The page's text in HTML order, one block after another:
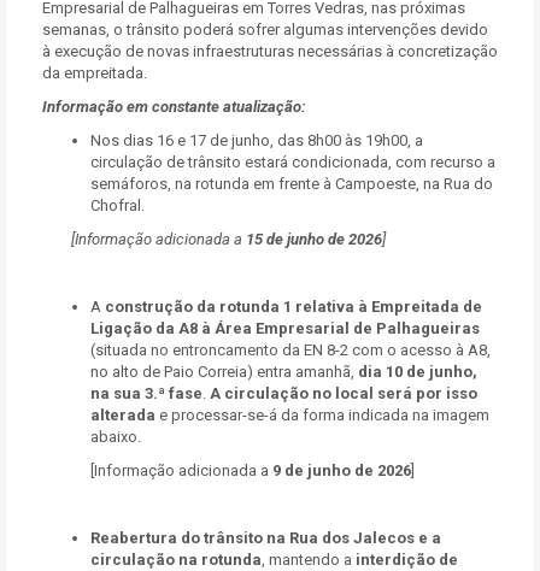
Empresarial de Palhagueiras em Torres Vedras, nas próximas
semanas, o trânsito poderá sofrer algumas intervenções devido
à execução de novas infraestruturas necessárias à concretização
da empreitada.
Informação em constante atualização:
Nos dias 16 e 17 de junho, das 8h00 às 19h00, a
circulação de trânsito estará condicionada, com recurso a
semáforos, na rotunda em frente à Campoeste, na Rua do
Chofral.
[Informação adicionada a 15de junho de 2026]
A construção da rotunda 1 relativa à Empreitada de
Ligação da A8 à Área Empresarial de Palhagueiras
(situada no entroncamento da EN 8-2 com o acesso à A8,
no alto de Paio Correia) entra amanhã, dia 10 de junho,
na sua 3.ª fase. A circulação no local será por isso
alterada e processar-se-á da forma indicada na imagem
abaixo.
[Informação adicionada a 9 de junho de 2026
Reabertura do trânsito na Rua dos Jalecos e a
circulação na rotunda, mantendo a interdição de